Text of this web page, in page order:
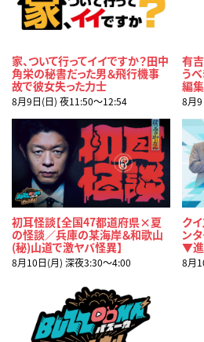
家、ついて行ってイイですか？田中
角栄の秘書だった男＆飛行機事
故で彼女失った力士
8月9日(日) 夜11:50〜12:54
有
う
編
8月
初耳怪談【全国47都道府県×夏
の怪談／兵庫の某海岸＆和歌山
(秘)山道で激ヤバ怪異】
8月10日(月) 深夜3:30〜4:00
ク
ン
▼進
8月